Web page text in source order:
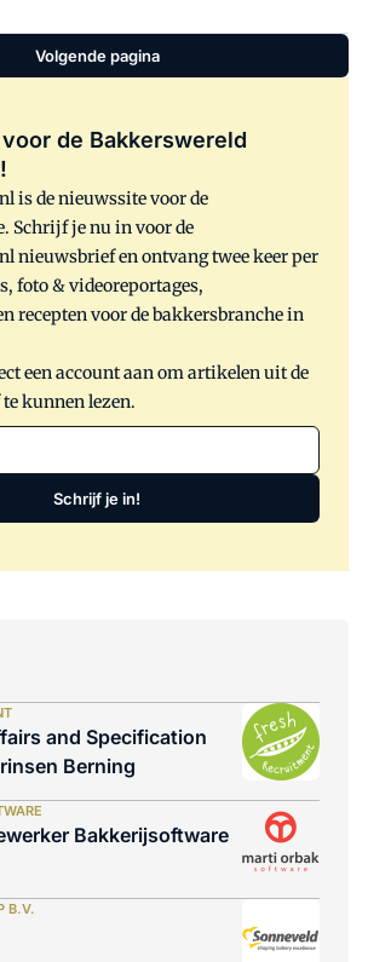
dat betekent alle hens aan dek, goede
voorbereidingen treffen en de juiste
broodverbetermiddellijn 'Subliem' van
boterstollen en smaakvolle
vruchtenbroden of krentenbollen worden
gebakken.
Volgende pagina
de Bakkerswereld
is de nieuwssite voor de
Schrijf je nu in voor de
nieuwsbrief en ontvang twee keer per
foto & videoreportages,
recepten voor de bakkersbranche in
een account aan om artikelen uit de
kunnen lezen.
Schrijf je in!
and Specification
Berning
Bakkerijsoftware
B.V.